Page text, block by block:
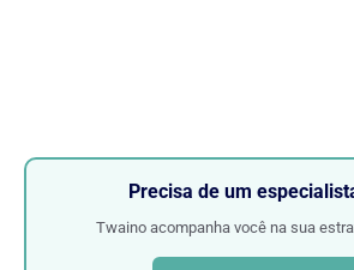
Precisa de um
Twaino acompanha você na sua